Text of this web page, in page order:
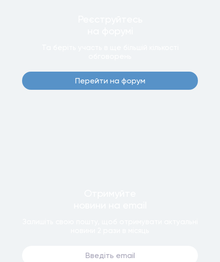
Перейти на форум